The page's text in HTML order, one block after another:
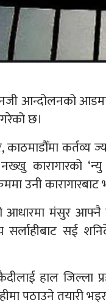
आन्दोलनको आडमा
छ।
कर्तव्य
कारागारको
उनी कारागारबाट
आधारमा मंसुर आफ्नै
सर्लाहीबाट सई
हाल जिल्ला
पठाउने तयारी